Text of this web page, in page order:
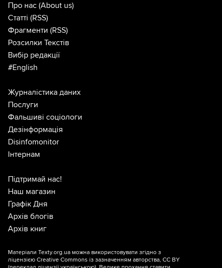
Про нас (About us)
Статті (RSS)
Фрагменти (RSS)
Розсилки Текстів
Вибір редакції
#English
Журналістика даних
Послуги
Фальшиві соціологи
Дезінформація
Disinfomonitor
Інтернам
Підтримай нас!
Наш магазин
Графік Дня
Архів блогів
Архів книг
Матеріали Texty.org.ua можна використовувати згідно з
ліцензією Creative Commons із зазначенням авторства, CC BY